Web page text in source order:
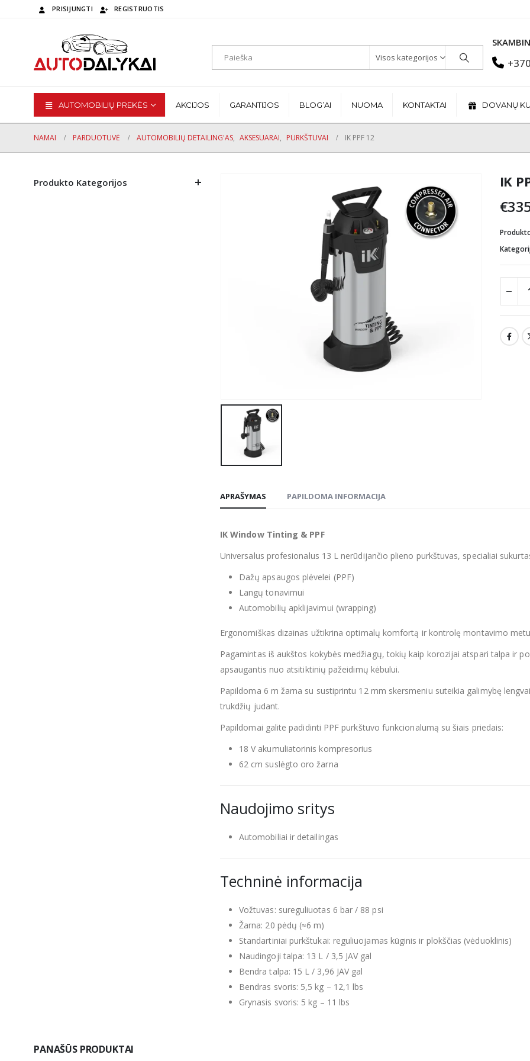
PRISIJUNGTI REGISTRUOTIS
Visos kategorijos
AUTOMOBILIŲ PREKĖS AKCIJOS GARANTIJOS BLOG’AI NUOMA KONTAKTAI DOVANŲ
NAMAI PARDUOTUVĖ AUTOMOBILIŲ DETAILING'AS, AKSESUARAI, PURKŠTUVAI IK PPF 12
IK
€
APRAŠYMAS PAPILDOMA INFORMACIJA
IK Window Tinting & PPF
Universalus profesionalus 13 L nerūdijančio plieno purkštuvas, specialiai
Dažų apsaugos plėvelei (PPF)
Langų tonavimui
Automobilių apklijavimui (wrapping)
Ergonomiškas dizainas užtikrina optimalų komfortą ir kontrolę montavimo
Pagamintas iš aukštos kokybės medžiagų, tokių kaip korozijai atspari talpa ir
apsaugantis nuo atsitiktinių pažeidimų kėbului.
Papildoma 6 m žarna su sustiprintu 12 mm skersmeniu suteikia galimybę
trukdžių judant.
Papildomai galite padidinti PPF purkštuvo funkcionalumą su šiais priedais:
18 V akumuliatorinis kompresorius
62 cm suslėgto oro žarna
Naudojimo sritys
Automobiliai ir detailingas
Techninė informacija
Vožtuvas: sureguliuotas 6 bar / 88 psi
Žarna: 20 pėdų (≈6 m)
Standartiniai purkštukai: reguliuojamas kūginis ir plokščias (vėduoklinis)
Naudingoji talpa: 13 L / 3,5 JAV gal
Bendra talpa: 15 L / 3,96 JAV gal
Bendras svoris: 5,5 kg – 12,1 lbs
Grynasis svoris: 5 kg – 11 lbs
Produkto Kategorijos
PANAŠŪS PRODUKTAI